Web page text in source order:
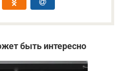
быть интересно